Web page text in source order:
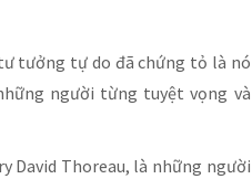
tưởng tự do đã chứng tỏ là nó
người từng tuyệt vọng và
David Thoreau, là những người